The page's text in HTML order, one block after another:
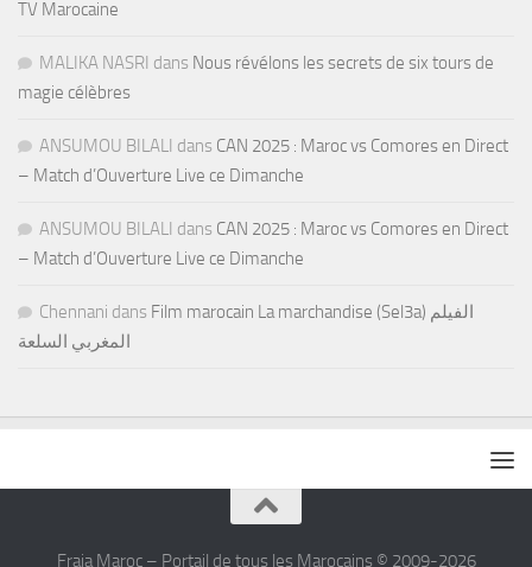
TV Marocaine
MALIKA NASRI dans Nous révélons les secrets de six tours de
magie célèbres
ANSUMOU BILALI dans CAN 2025 : Maroc vs Comores en Direct
– Match d’Ouverture Live ce Dimanche
ANSUMOU BILALI dans CAN 2025 : Maroc vs Comores en Direct
– Match d’Ouverture Live ce Dimanche
Chennani dans Film marocain La marchandise (Sel3a) الفيلم
المغربي السلعة
Fraja Maroc – Portail de tous les Marocains © 2009-2026